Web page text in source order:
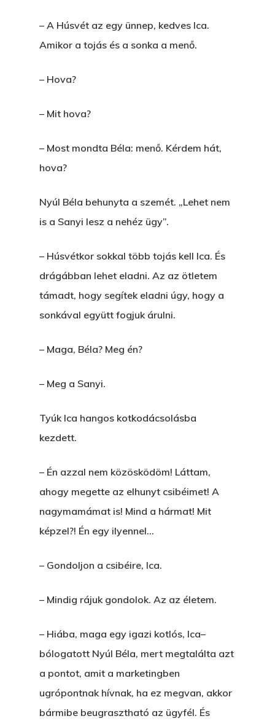
– A Húsvét az egy ünnep, kedves Ica.
Amikor a tojás és a sonka a menő.
– Hova?
– Mit hova?
– Most mondta Béla: menő. Kérdem hát,
hova?
Nyúl Béla behunyta a szemét. „Lehet nem
is a Sanyi lesz a nehéz ügy”.
– Húsvétkor sokkal több tojás kell Ica. És
drágábban lehet eladni. Az az ötletem
támadt, hogy segítek eladni úgy, hogy a
sonkával együtt fogjuk árulni.
– Maga, Béla? Meg én?
– Meg a Sanyi.
Tyúk Ica hangos kotkodácsolásba
kezdett.
– Én azzal nem közösködöm! Láttam,
ahogy megette az elhunyt csibéimet! A
nagymamámat is! Mind a hármat! Mit
képzel?! Én egy ilyennel…
– Gondoljon a csibéire, Ica.
– Mindig rájuk gondolok. Az az életem.
– Hiába, maga egy igazi kotlós, Ica–
bólogatott Nyúl Béla, mert megtalálta azt
a pontot, amit a marketingben
ugrópontnak hívnak, ha ez megvan, akkor
bármibe beugrasztható az ügyfél. És